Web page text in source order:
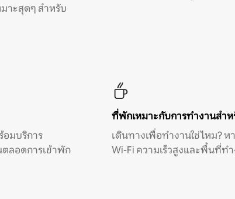
าะสุดๆ สำหรับ
อมบริการ
ลอดการเข้าพัก
ที่พักเหมาะกับการทำงานสำ
เดินทางเพื่อทำงานใช่ไหม?
Wi-Fi ความเร็วสูงและพื้นที่ท